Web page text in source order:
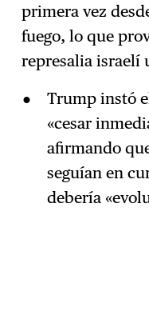
primera vez
fuego, lo que
represalia israelí
Trump instó
«cesar
afirmando
seguían en
debería